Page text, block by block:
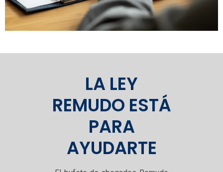
LA LEY
REMUDO ESTÁ
PARA
AYUDARTE